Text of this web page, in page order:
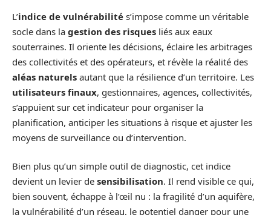
L’indice de vulnérabilité s’impose comme un véritable
socle dans la gestion des risques liés aux eaux
souterraines. Il oriente les décisions, éclaire les arbitrages
des collectivités et des opérateurs, et révèle la réalité des
aléas naturels autant que la résilience d’un territoire. Les
utilisateurs finaux, gestionnaires, agences, collectivités,
s’appuient sur cet indicateur pour organiser la
planification, anticiper les situations à risque et ajuster les
moyens de surveillance ou d’intervention.
Bien plus qu’un simple outil de diagnostic, cet indice
devient un levier de sensibilisation. Il rend visible ce qui,
bien souvent, échappe à l’œil nu : la fragilité d’un aquifère,
la vulnérabilité d’un réseau, le potentiel danger pour une